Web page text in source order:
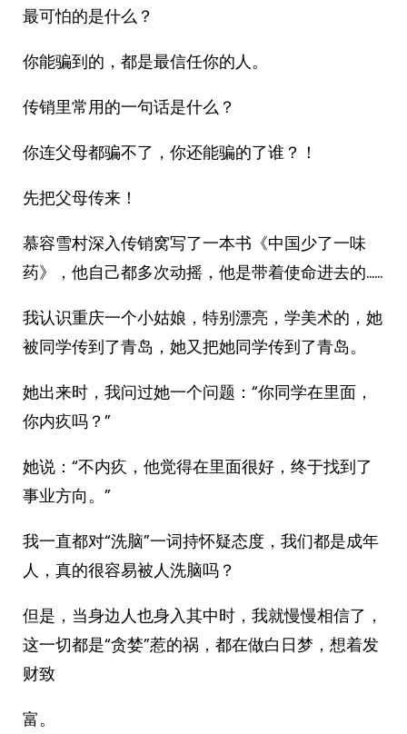
最可怕的是什么？
你能骗到的，都是最信任你的人。
传销里常用的一句话是什么？
你连父母都骗不了，你还能骗的了谁？！
先把父母传来！
慕容雪村深入传销窝写了一本书《中国少了一味
药》，他自己都多次动摇，他是带着使命进去的……
我认识重庆一个小姑娘，特别漂亮，学美术的，她
被同学传到了青岛，她又把她同学传到了青岛。
她出来时，我问过她一个问题：“你同学在里面，
你内疚吗？”
她说：“不内疚，他觉得在里面很好，终于找到了
事业方向。”
我一直都对“洗脑”一词持怀疑态度，我们都是成年
人，真的很容易被人洗脑吗？
但是，当身边人也身入其中时，我就慢慢相信了，
这一切都是“贪婪”惹的祸，都在做白日梦，想着发
财致
富。